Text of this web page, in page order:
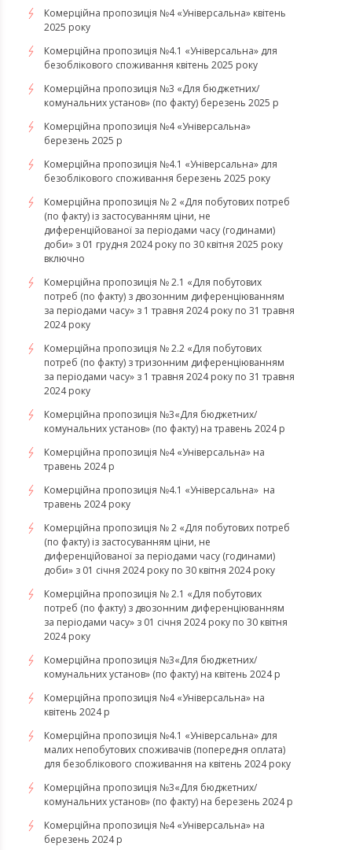
Комерційна пропозиція №4 «Універсальна» квітень
2025 року
Комерційна пропозиція №4.1 «Універсальна» для
безоблікового споживання квітень 2025 року
Комерційна пропозиція №3 «Для бюджетних/
комунальних установ» (по факту) березень 2025 р
Комерційна пропозиція №4 «Універсальна»
березень 2025 р
Комерційна пропозиція №4.1 «Універсальна» для
безоблікового споживання березень 2025 року
Комерційна пропозиція № 2 «Для побутових потреб
(по факту) із застосуванням ціни, не
диференційованої за періодами часу (годинами)
доби» з 01 грудня 2024 року по 30 квітня 2025 року
включно
Комерційна пропозиція № 2.1 «Для побутових
потреб (по факту) з двозонним диференціюванням
за періодами часу» з 1 травня 2024 року по 31 травня
2024 року
Комерційна пропозиція № 2.2 «Для побутових
потреб (по факту) з тризонним диференціюванням
за періодами часу» з 1 травня 2024 року по 31 травня
2024 року
Комерційна пропозиція №3«Для бюджетних/
комунальних установ» (по факту) на травень 2024 р
Комерційна пропозиція №4 «Універсальна» на
травень 2024 р
Комерційна пропозиція №4.1 «Універсальна» на
травень 2024 року
Комерційна пропозиція № 2 «Для побутових потреб
(по факту) із застосуванням ціни, не
диференційованої за періодами часу (годинами)
доби» з 01 січня 2024 року по 30 квітня 2024 року
Комерційна пропозиція № 2.1 «Для побутових
потреб (по факту) з двозонним диференціюванням
за періодами часу» з 01 січня 2024 року по 30 квітня
2024 року
Комерційна пропозиція №3«Для бюджетних/
комунальних установ» (по факту) на квітень 2024 р
Комерційна пропозиція №4 «Універсальна» на
квітень 2024 р
Комерційна пропозиція №4.1 «Універсальна» для
малих непобутових споживачів (попередня оплата)
для безоблікового споживання на квітень 2024 року
Комерційна пропозиція №3«Для бюджетних/
комунальних установ» (по факту) на березень 2024 р
Комерційна пропозиція №4 «Універсальна» на
березень 2024 р